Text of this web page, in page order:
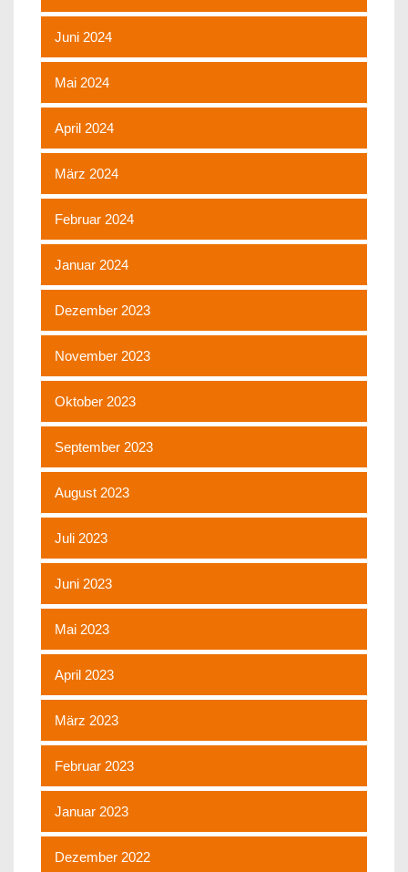
Juni 2024
Mai 2024
April 2024
März 2024
Februar 2024
Januar 2024
Dezember 2023
November 2023
Oktober 2023
September 2023
August 2023
Juli 2023
Juni 2023
Mai 2023
April 2023
März 2023
Februar 2023
Januar 2023
Dezember 2022